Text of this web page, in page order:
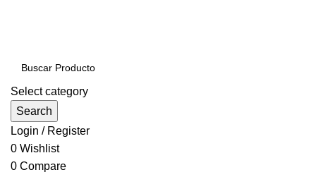
Select category
Search
Login / Register
0 Wishlist
0 Compare